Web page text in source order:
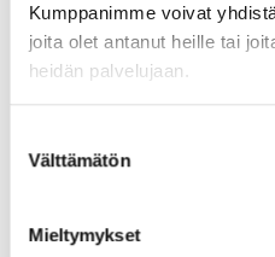
Kumppanimme voivat
joita olet antanut heille tai
heidän palvelujaan.
valinta
Välttämätön
Mieltymykset